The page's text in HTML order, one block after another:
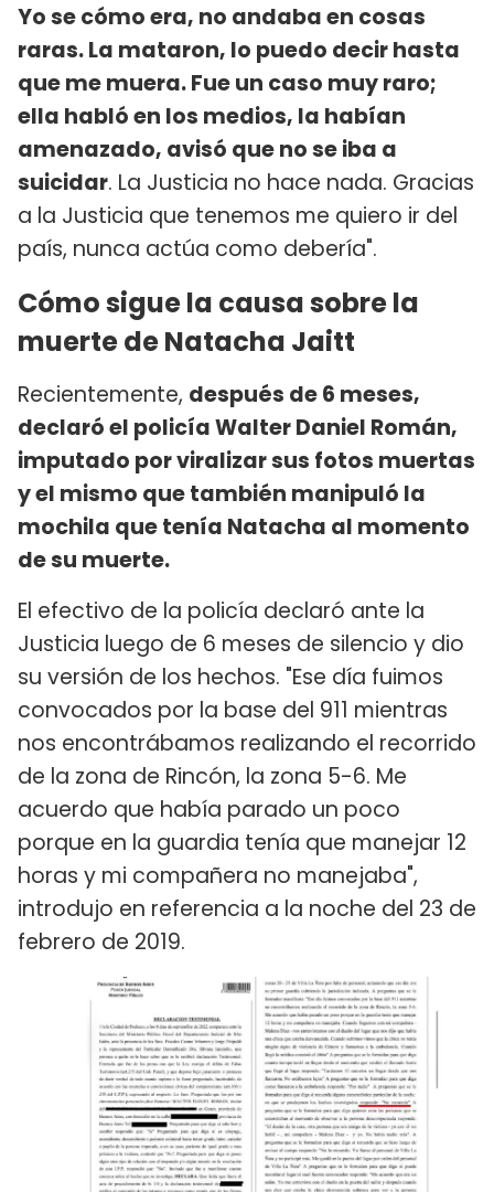
Yo se cómo era, no andaba en cosas
raras. La mataron, lo puedo decir hasta
que me muera. Fue un caso muy raro;
ella habló en los medios, la habían
amenazado, avisó que no se iba a
suicidar. La Justicia no hace nada. Gracias
a la Justicia que tenemos me quiero ir del
país, nunca actúa como debería".
Cómo sigue la causa sobre la
muerte de Natacha Jaitt
Recientemente, después de 6 meses,
declaró el policía Walter Daniel Román,
imputado por viralizar sus fotos muertas
y el mismo que también manipuló la
mochila que tenía Natacha al momento
de su muerte.
El efectivo de la policía declaró ante la
Justicia luego de 6 meses de silencio y dio
su versión de los hechos. "Ese día fuimos
convocados por la base del 911 mientras
nos encontrábamos realizando el recorrido
de la zona de Rincón, la zona 5-6. Me
acuerdo que había parado un poco
porque en la guardia tenía que manejar 12
horas y mi compañera no manejaba",
introdujo en referencia a la noche del 23 de
febrero de 2019.